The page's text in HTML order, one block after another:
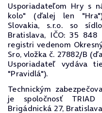
Usporiadateľom Hry s
kolo" (ďalej len
Slovakia, s.r.o. so
Bratislava, IČO: 35
registri vedenom
Sro, vložka č. 27882/B
Usporiadateľ vydáva
"Pravidlá").
Technickým
je spoločnosť
Brigádnická 27,